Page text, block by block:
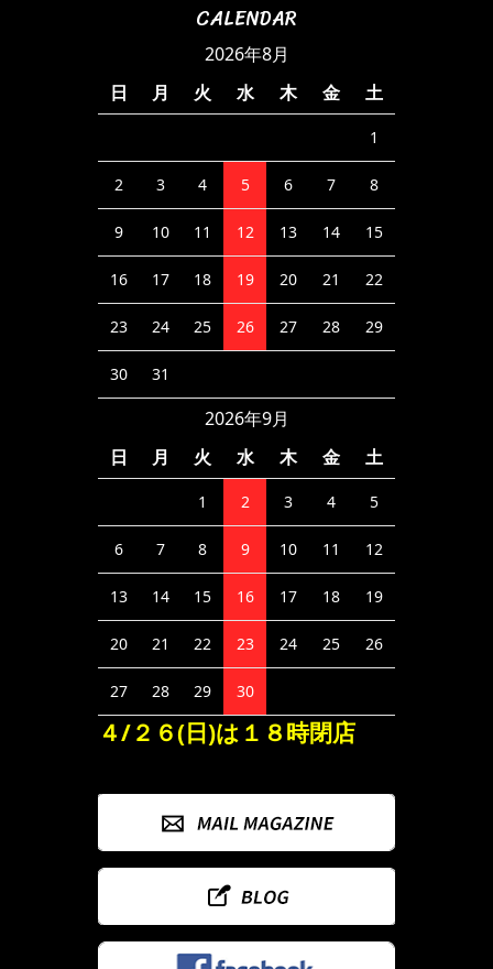
CALENDAR
2026年8月
日
月 火 水 木 金 土
1
2 3 4 5 6 7 8
9 10 11 12 13 14 15
16 17 18 19 20 21 22
23 24 25 26 27 28 29
30 31
2026年9月
日
月 火 水 木 金 土
1 2 3 4 5
6 7 8 9 10 11 12
13 14 15 16 17 18 19
20 21 22 23 24 25 26
27 28 29 30
４/２６(日)は１８時閉店